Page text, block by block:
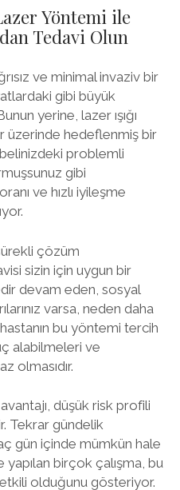
Yöntemi ile
Tedavi Olun
ve minimal invaziv bir
gibi büyük
yerine, lazer ışığı
üzerinde hedeflenmiş bir
problemli
gibi
ve hızlı iyileşme
çözüm
sizin için uygun bir
devam eden, sosyal
varsa, neden daha
bu yöntemi tercih
alabilmeleri ve
olmasıdır.
düşük risk profili
Tekrar gündelik
gün içinde mümkün hale
yapılan birçok çalışma, bu
olduğunu gösteriyor.